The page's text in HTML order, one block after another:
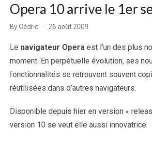
Opera 10 arrive le 1er
ByCédric
Posted
26 août 2009
Le navigateur Opera est l’un des plus
moment. En perpétuelle évolution, ses
fonctionnalités se retrouvent souvent
réutilisées dans d’autres navigateurs.
Disponible depuis hier en version «
version 10 se veut elle aussi innovatrice.